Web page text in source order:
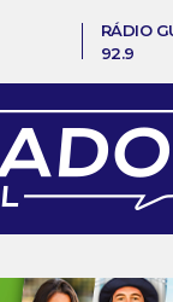
RÁDIO
92.9